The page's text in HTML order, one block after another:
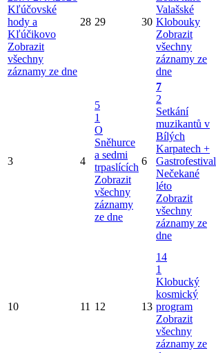
Kľúčovské
hody a
Kľúčikovo
Zobrazit
všechny
záznamy ze dne
28 29 30
Valašské
Klobouky
Zobrazit
všechny
záznamy ze
dne
3 4
5
1
O
Sněhurce
a sedmi
trpaslících
Zobrazit
všechny
záznamy
ze dne
6
7
2
Setkání
muzikantů v
Bílých
Karpatech +
Gastrofestival
Nečekané
léto
Zobrazit
všechny
záznamy ze
dne
10 11 12 13
14
1
Klobucký
kosmický
program
Zobrazit
všechny
záznamy ze